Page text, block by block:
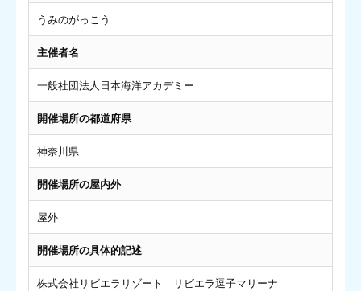
うみのがっこう
主催者名
一般社団法人日本海洋アカデミー
開催場所の都道府県
神奈川県
開催場所の屋内外
屋外
開催場所の具体的記述
株式会社リビエラリゾート リビエラ逗子マリーナ